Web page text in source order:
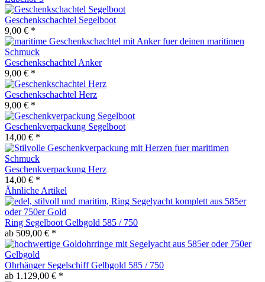
Geschenkschachtel Segelboot
9,00 € *
Geschenkschachtel Anker
9,00 € *
Geschenkschachtel Herz
9,00 € *
Geschenkverpackung Segelboot
14,00 € *
Geschenkverpackung Herz
14,00 € *
Ähnliche Artikel
Ring Segelboot Gelbgold 585 / 750
ab 509,00 € *
Ohrhänger Segelschiff Gelbgold 585 / 750
ab 1.129,00 € *